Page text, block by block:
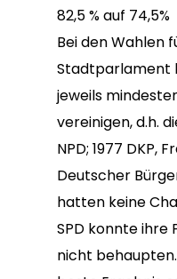
82,5 % auf 74,5%
Bei den Wahlen
Stadtparlament
jeweils
vereinigen, d.h.
NPD; 1977 DKP,
Deutscher
hatten keine
SPD konnte ihre
nicht